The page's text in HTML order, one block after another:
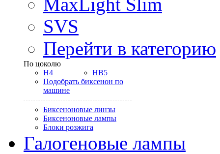
SVS
Перейти в категорию
По цоколю
H4
HB5
Подобрать биксенон по
машине
Биксеноновые линзы
Биксеноновые лампы
Блоки розжига
Галогеновые лампы